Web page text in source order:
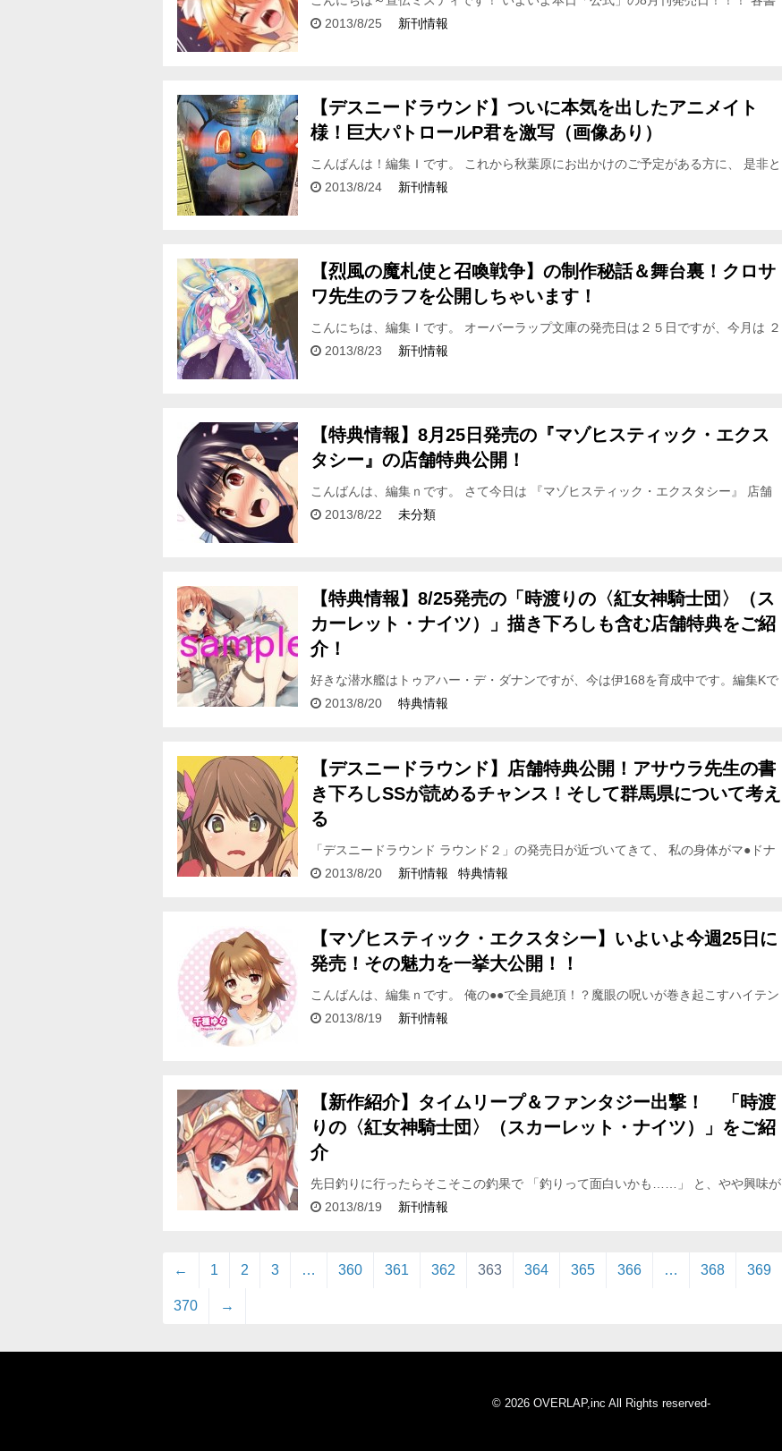
店様の店頭も盛り上がっているようです！ 店舗の皆さんには感謝するばかり！ そし
2013/8/25 新刊情報
【デスニードラウンド】ついに本気を出したアニメイト
様！巨大パトロールP君を激写（画像あり）
こんばんは！編集Ｉです。 これから秋葉原にお出かけのご予定がある方に、 是非と
も詣でるべき アキバの新しい名所 をご紹介したいと思います。 それは アニメイ
2013/8/24 新刊情報
【烈風の魔札使と召喚戦争】の制作秘話＆舞台裏！クロサ
ワ先生のラフを公開しちゃいます！
こんにちは、編集Ｉです。 オーバーラップ文庫の発売日は２５日ですが、今月は ２
５日が日曜日……ということで、書店様店頭では 概ね本日から８月刊をお手に取っ
2013/8/23 新刊情報
【特典情報】8月25日発売の『マゾヒスティック・エクス
タシー』の店舗特典公開！
こんばんは、編集ｎです。 さて今日は 『マゾヒスティック・エクスタシー』 店舗
特典情報 を紹介いたします。 ★とらのあな様★ 橘ぱん先生書き下ろ…
2013/8/22 未分類
【特典情報】8/25発売の「時渡りの〈紅女神騎士団〉（ス
カーレット・ナイツ）」描き下ろしも含む店舗特典をご紹
介！
好きな潜水艦はトゥアハー・デ・ダナンですが、今は伊168を育成中です。編集Kで
す。 さて本日は、「最強騎士団がタイムリープ！？」のファンタジー作品、 『時渡
2013/8/20 特典情報
【デスニードラウンド】店舗特典公開！アサウラ先生の書
き下ろしSSが読めるチャンス！そして群馬県について考え
る
「デスニードラウンド ラウンド２」の発売日が近づいてきて、 私の身体がマ●ドナ
ルドを欲しております（儀式）。 というわけで、今日のお昼は会社の皆で宅配マッ
2013/8/20 新刊情報 特典情報
【マゾヒスティック・エクスタシー】いよいよ今週25日に
発売！その魅力を一挙大公開！！
こんばんは、編集ｎです。 俺の●●で全員絶頂！？魔眼の呪いが巻き起こすハイテン
ションエロコメディ 「だから僕は、Ｈができない。」の橘ぱん先生最新作、 『マゾ
2013/8/19 新刊情報
【新作紹介】タイムリープ＆ファンタジー出撃！ 「時渡
りの〈紅女神騎士団〉（スカーレット・ナイツ）」をご紹
介
先日釣りに行ったらそこそこの釣果で 「釣りって面白いかも……」 と、やや興味が
出てきた編集Kです。 今回はひと味違ったファンタジー作品、 『時渡りの〈紅女神
2013/8/19 新刊情報
← 1 2 3 … 360 361 362 363 364 365 366 … 368 369
370 →
© 2026 OVERLAP,inc All Rights reserved-